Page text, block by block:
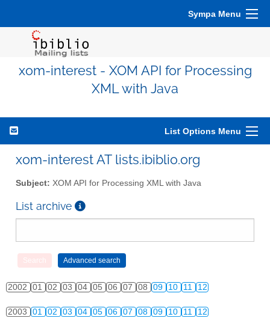
Sympa Menu
xom-interest - XOM API for Processing
XML with Java
List Options Menu
xom-interest AT lists.ibiblio.org
Subject: XOM API for Processing XML with Java
List archive
2002 01 02 03 04 05 06 07 08 09 10 11 12
2003 01 02 03 04 05 06 07 08 09 10 11 12